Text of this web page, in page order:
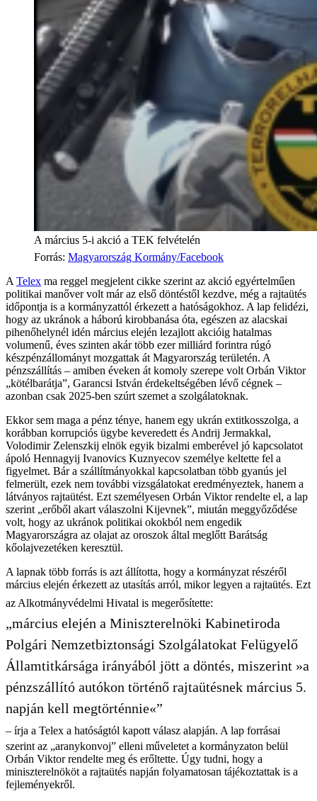
A március 5-i akció a TEK felvételén
Forrás: Magyarország Kormány/Facebook
A Telex ma reggel megjelent cikke szerint az akció egyértelműen
politikai manőver volt már az első döntéstől kezdve, még a rajtaütés
időpontja is a kormányzattól érkezett a hatóságokhoz. A lap felidézi,
hogy az ukránok a háború kirobbanása óta, egészen az alacskai
pihenőhelynél idén március elején lezajlott akcióig hatalmas
volumenű, éves szinten akár több ezer milliárd forintra rúgó
készpénzállományt mozgattak át Magyarország területén. A
pénzszállítás – amiben éveken át komoly szerepe volt Orbán Viktor
„kötélbarátja”, Garancsi István érdekeltségében lévő cégnek –
azonban csak 2025-ben szúrt szemet a szolgálatoknak.
Ekkor sem maga a pénz ténye, hanem egy ukrán extitkosszolga, a
korábban korrupciós ügybe keveredett és Andrij Jermakkal,
Volodimir Zelenszkij elnök egyik bizalmi emberével jó kapcsolatot
ápoló Hennagyij Ivanovics Kuznyecov személye keltette fel a
figyelmet. Bár a szállítmányokkal kapcsolatban több gyanús jel
felmerült, ezek nem további vizsgálatokat eredményeztek, hanem a
látványos rajtaütést. Ezt személyesen Orbán Viktor rendelte el, a lap
szerint „erőből akart válaszolni Kijevnek”, miután meggyőződése
volt, hogy az ukránok politikai okokból nem engedik
Magyarországra az olajat az oroszok által meglőtt Barátság
kőolajvezetéken keresztül.
A lapnak több forrás is azt állította, hogy a kormányzat részéről
március elején érkezett az utasítás arról, mikor legyen a rajtaütés. Ezt
az Alkotmányvédelmi Hivatal is megerősítette:
„március elején a Miniszterelnöki Kabinetiroda
Polgári Nemzetbiztonsági Szolgálatokat Felügyelő
Államtitkársága irányából jött a döntés, miszerint »a
pénzszállító autókon történő rajtaütésnek március 5.
napján kell megtörténnie«”
– írja a Telex a hatóságtól kapott válasz alapján. A lap forrásai
szerint az „aranykonvoj” elleni műveletet a kormányzaton belül
Orbán Viktor rendelte meg és erőltette. Úgy tudni, hogy a
miniszterelnököt a rajtaütés napján folyamatosan tájékoztattak is a
fejleményekről.